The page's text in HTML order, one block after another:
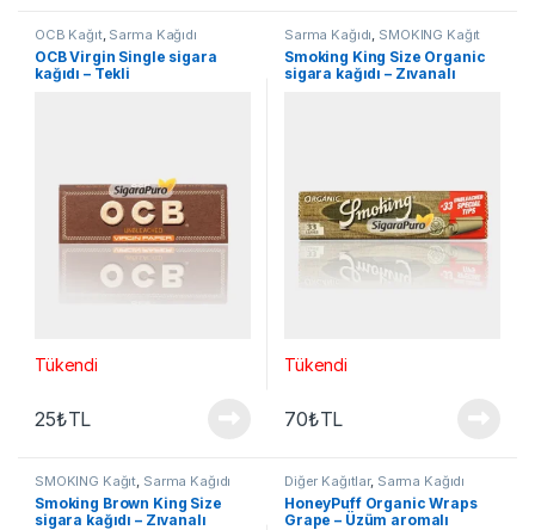
OCB Kağıt, Sarma Kağıdı
OCB Virgin Single sigara
kağıdı – Tekli
Tükendi
25₺TL
Sarma Kağıdı, SMOKING Kağıt
Smoking King Size Organic
sigara kağıdı – Zıvanalı
Tükendi
70₺TL
SMOKING Kağıt, Sarma Kağıdı
Smoking Brown King Size
sigara kağıdı – Zıvanalı
Diğer Kağıtlar, Sarma Kağıdı
HoneyPuff Organic Wraps
Grape – Üzüm aromalı